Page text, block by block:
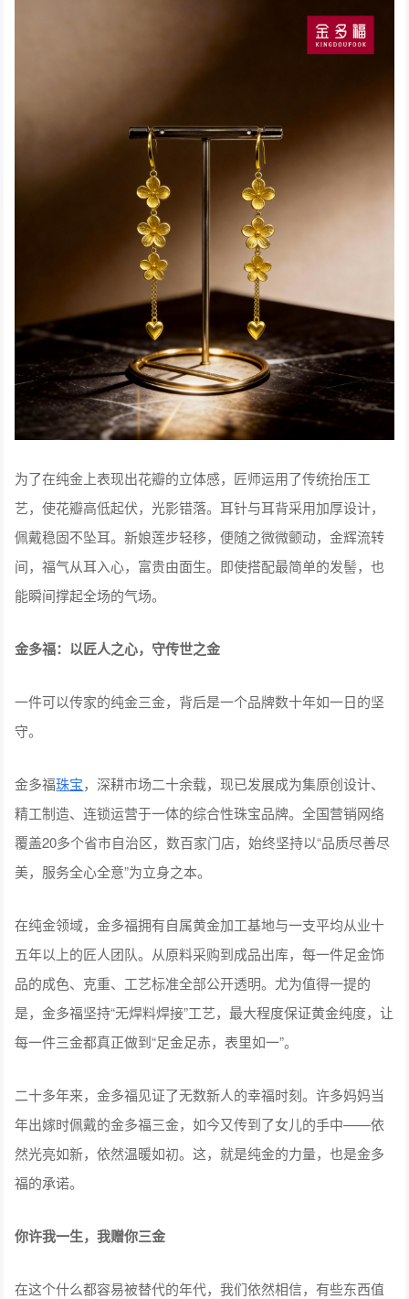
为了在纯金上表现出花瓣的立体感，匠师运用了传统抬压工
艺，使花瓣高低起伏，光影错落。耳针与耳背采用加厚设计，
佩戴稳固不坠耳。新娘莲步轻移，便随之微微颤动，金辉流转
间，福气从耳入心，富贵由面生。即使搭配最简单的发髻，也
能瞬间撑起全场的气场。
金多福：以匠人之心，守传世之金
一件可以传家的纯金三金，背后是一个品牌数十年如一日的坚
守。
金多福珠宝，深耕市场二十余载，现已发展成为集原创设计、
精工制造、连锁运营于一体的综合性珠宝品牌。全国营销网络
覆盖20多个省市自治区，数百家门店，始终坚持以“品质尽善尽
美，服务全心全意”为立身之本。
在纯金领域，金多福拥有自属黄金加工基地与一支平均从业十
五年以上的匠人团队。从原料采购到成品出库，每一件足金饰
品的成色、克重、工艺标准全部公开透明。尤为值得一提的
是，金多福坚持“无焊料焊接”工艺，最大程度保证黄金纯度，让
每一件三金都真正做到“足金足赤，表里如一”。
二十多年来，金多福见证了无数新人的幸福时刻。许多妈妈当
年出嫁时佩戴的金多福三金，如今又传到了女儿的手中——依
然光亮如新，依然温暖如初。这，就是纯金的力量，也是金多
福的承诺。
你许我一生，我赠你三金
在这个什么都容易被替代的年代，我们依然相信，有些东西值